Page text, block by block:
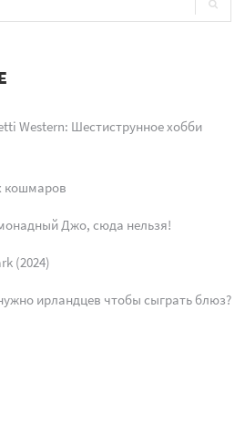
Western: Шестиструнное хобби
кошмаров
Джо, сюда нельзя!
(2024)
ирландцев чтобы сыграть блюз?